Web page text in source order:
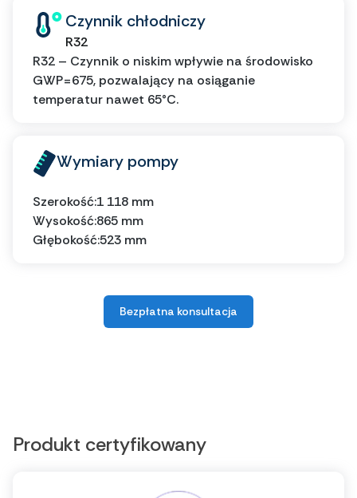
Czynnik chłodniczy
R32
R32 – Czynnik o niskim wpływie na środowisko
GWP=675, pozwalający na osiąganie
temperatur nawet 65°C.
Wymiary pompy
Szerokość:1 118 mm
Wysokość:865 mm
Głębokość:523 mm
Bezpłatna konsultacja
Produkt certyfikowany